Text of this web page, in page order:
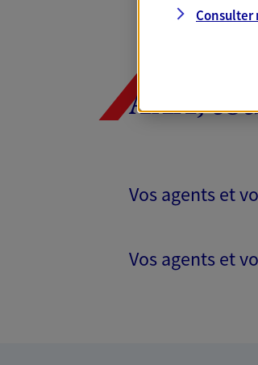
AXA,
Vos agents et
Vos agents et
Consulter